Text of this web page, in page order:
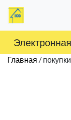
Доставка
Главная / покупки